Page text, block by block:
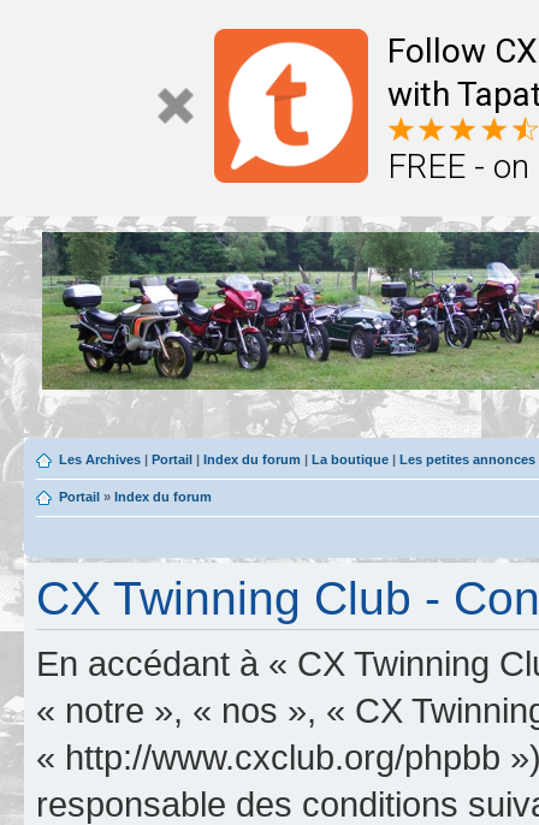
Follow
with
FREE -
Les Archives | Portail | Index du forum | La boutique | Les petites
Portail » Index du forum
CX Twinning Club -
En accédant à « CX Twinning
« notre », « nos », « CX
« http://www.cxclub.org/phpbb
responsable des conditions